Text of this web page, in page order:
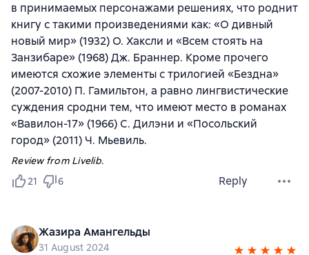
в принимаемых персонажами решениях, что роднит
книгу с такими произведениями как: «О дивный
новый мир» (1932) О. Хаксли и «Всем стоять на
Занзибаре» (1968) Дж. Браннер. Кроме прочего
имеются схожие элементы с трилогией «Бездна»
(2007-2010) П. Гамильтон, а равно лингвистические
суждения сродни тем, что имеют место в романах
«Вавилон-17» (1966) С. Дилэни и «Посольский
город» (2011) Ч. Мьевиль.
Review from Livelib.
21
6 Reply
Жазира Амангельды
31 August 2024